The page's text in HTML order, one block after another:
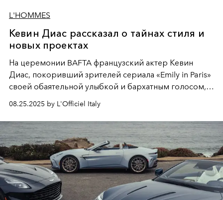
L'HOMMES
Кевин Диас рассказал о тайнах стиля и
новых проектах
На церемонии BAFTA французский актер Кевин
Диас, покоривший зрителей сериала «Emily in Paris»
своей обаятельной улыбкой и бархатным голосом,
08.25.2025 by L'Officiel Italy